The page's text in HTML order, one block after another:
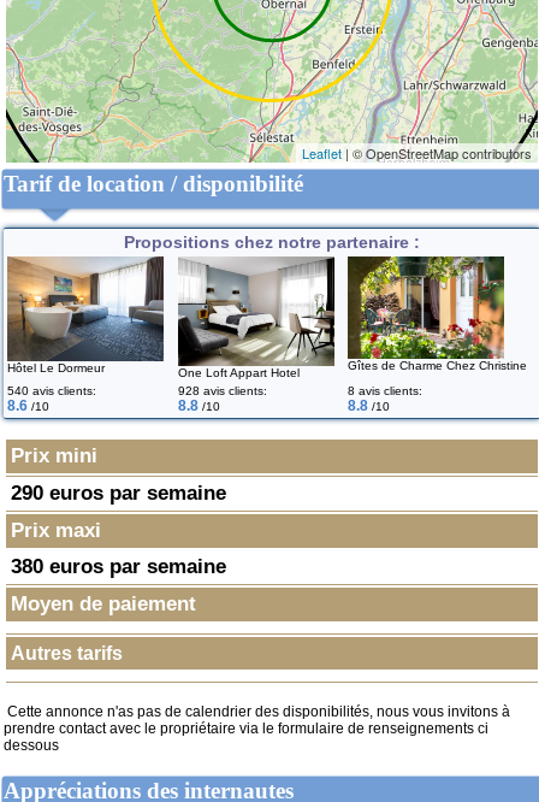
Leaflet | © OpenStreetMap contributors
Tarif de location / disponibilité
Propositions chez notre partenaire :
Hôtel Le Dormeur One Loft Appart Hotel
Gîtes de Charme Chez Christine
540 avis clients:
8.6 /10
928 avis clients:
8.8 /10
8 avis clients:
8.8 /10
Prix mini
290 euros par semaine
Prix maxi
380 euros par semaine
Moyen de paiement
Autres tarifs
Cette annonce n'as pas de calendrier des disponibilités, nous vous invitons à
prendre contact avec le propriétaire via le formulaire de renseignements ci
dessous
Appréciations des internautes